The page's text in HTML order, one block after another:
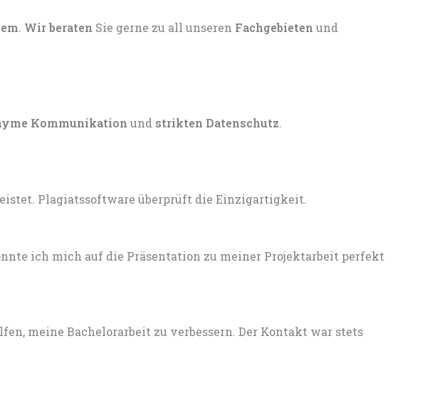
. Wir beraten Sie gerne zu all unseren Fachgebieten und
Kommunikation und strikten Datenschutz.
Plagiatssoftware überprüft die Einzigartigkeit.
ich mich auf die Präsentation zu meiner Projektarbeit perfekt
meine Bachelorarbeit zu verbessern. Der Kontakt war stets